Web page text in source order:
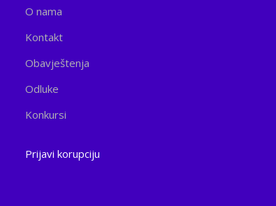
O nama
Kontakt
Obavještenja
Odluke
Konkursi
Prijavi korupciju